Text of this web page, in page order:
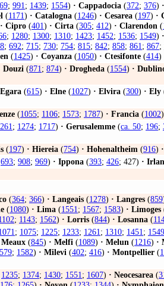
; 991; 1439; 1554) · Cappadocia (372; 376) ·
(1171) · Catalogna (1246) · Cesarea (197) ·
· Cipro (401) · Cirta (305; 412) · Clarendon (
; 1280; 1300; 1310; 1423; 1452; 1536; 1549) ·
; 692; 715; 730; 754; 815; 842; 858; 861; 867;
(1425) · Coyanza (1050) · Ctesifonte (414)
Douzi (871; 874) · Drogheda (1554) ·
Egara (615) · Elne (1027) · Elvira (300) · Ely
(1055; 1106; 1573; 1787) · Francia (1002)
; 1274; 1717) · Gerusalemme (ca. 50; 196;
(197) · Hiereia (754) · Hohenaltheim (916) ·
693; 908; 969) · Ippona (393; 426; 427) ·
(364; 366) · Langeais (1278) · Langres (859
(1080) · Lima (1551; 1567; 1583) · Limoges
; 1143; 1562) · Lorris (844) · Losanna (
; 1075; 1225; 1233; 1261; 1310; 1451; 1549
Meaux (845) · Melfi (1089) · Melun (1216) ·
; 1582) · Milevi (402; 416) · Montpellier (
1235; 1374; 1430; 1551; 1607) · Neocesarea (